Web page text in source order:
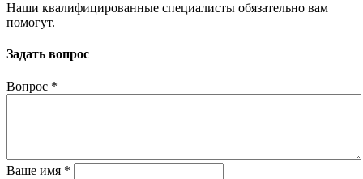
Наши квалифицированные специалисты обязательно вам
помогут.
Задать вопрос
Вопрос *
Ваше имя *